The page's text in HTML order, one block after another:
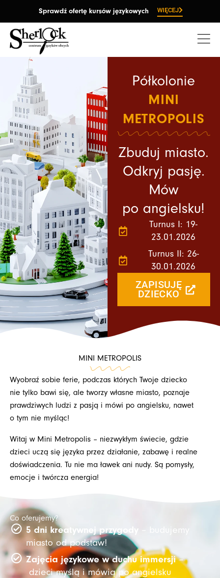
treści
Sprawdź ofertę kursów językowych WIĘCEJ
Półkolonie
MINI
METROPOLIS
Zbuduj miasto.
Odkryj pasję.
Mów
po angielsku!
Turnus I: 19-
23.01.2026
Turnus II: 26-
30.01.2026
ZAPISUJĘ
DZIECKO
MINI METROPOLIS
Wyobraź sobie ferie, podczas których Twoje dziecko
nie tylko bawi się, ale tworzy własne miasto, poznaje
prawdziwych ludzi z pasją i mówi po angielsku, nawet
o tym nie myśląc!
Witaj w Mini Metropolis – niezwykłym świecie, gdzie
dzieci uczą się języka przez działanie, zabawę i realne
doświadczenia. Tu nie ma ławek ani nudy. Są pomysły,
emocje i twórcza energia!
Co oferujemy?
5 dni kreatywnej przygody– budujemy
miasto od podstaw!
Zajęcia językowe w duchu immersji–
dzieci myślą i mówią po angielsku